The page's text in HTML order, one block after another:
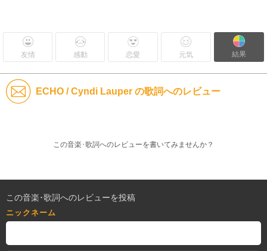
友情 感動 恋愛 元気 結果
ECHO / Cyndi Lauper の歌詞へのレビュー
この音楽･歌詞へのレビューを書いてみませんか？
この音楽･歌詞へのレビューを投稿
ニックネーム